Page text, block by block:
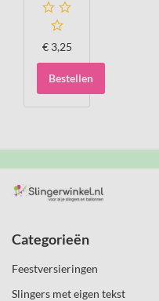
€ 3,25
Bestellen
Categorieën
Feestversieringen
Slingers met eigen tekst